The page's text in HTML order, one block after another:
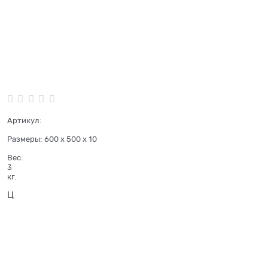
Артикул:
Размеры: 600 x 500 x 10
Вес:
3
кг.
Ц